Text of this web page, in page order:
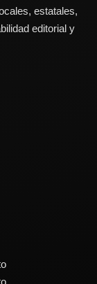
estatales,
editorial y